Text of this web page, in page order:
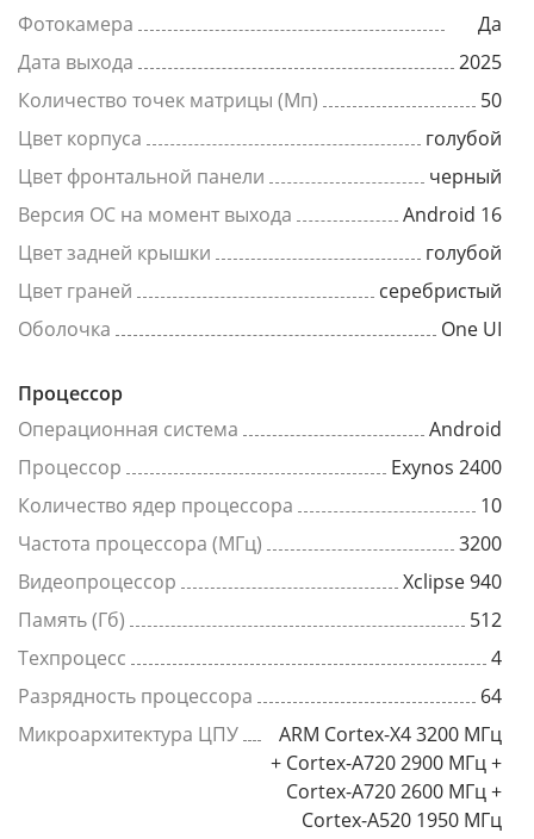
Фотокамера
Да
Дата выхода
2025
Количество точек матрицы (Мп)
50
Цвет корпуса
голубой
Цвет фронтальной панели
черный
Версия ОС на момент выхода
Android 16
Цвет задней крышки
голубой
Цвет граней
серебристый
Оболочка
One UI
Процессор
Операционная система
Android
Процессор
Exynos 2400
Количество ядер процессора
10
Частота процессора (МГц)
3200
Видеопроцессор
Xclipse 940
Память (Гб)
512
Техпроцесс
4
Разрядность процессора
64
Микроархитектура ЦПУ
ARM Cortex-X4 3200 МГц
+ Cortex-A720 2900 МГц +
Cortex-A720 2600 МГц +
Cortex-A520 1950 МГц